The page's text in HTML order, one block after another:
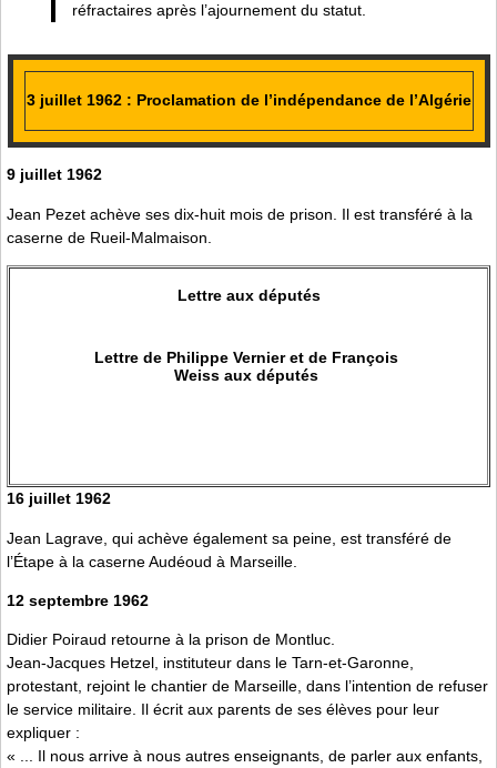
réfractaires après l’ajournement du statut.
3 juillet 1962 : Proclamation de l’indépendance de l’Algérie
9 juillet 1962
Jean Pezet achève ses dix-huit mois de prison. Il est transféré à la
caserne de Rueil-Malmaison.
Lettre aux députés
Lettre de Philippe Vernier et de François
Weiss aux députés
16 juillet 1962
Jean Lagrave, qui achève également sa peine, est transféré de
l’Étape à la caserne Audéoud à Marseille.
12 septembre 1962
Didier Poiraud retourne à la prison de Montluc.
Jean-Jacques Hetzel, instituteur dans le Tarn-et-Garonne,
protestant, rejoint le chantier de Marseille, dans l’intention de refuser
le service militaire. Il écrit aux parents de ses élèves pour leur
expliquer :
« ... Il nous arrive à nous autres enseignants, de parler aux enfants,